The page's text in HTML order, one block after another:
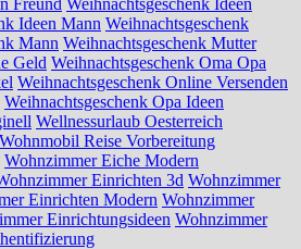
Ideen Mann Weihnachtsgeschenk
Mann Weihnachtsgeschenk Mutter
Geld Weihnachtsgeschenk Oma Opa
Weihnachtsgeschenk Online Versenden
Weihnachtsgeschenk Opa Ideen
Wellnessurlaub Oesterreich
Wohnmobil Reise Vorbereitung
Wohnzimmer Eiche Modern
Einrichten 3d Wohnzimmer
Einrichten Modern Wohnzimmer
Einrichtungsideen Wohnzimmer